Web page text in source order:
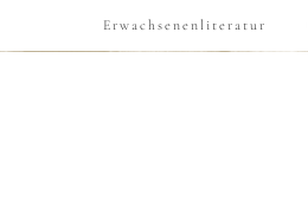
Erwachsenenliteratur